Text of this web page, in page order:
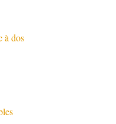
à dos